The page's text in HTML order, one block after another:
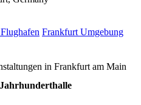
Frankfurt Umgebung
in Frankfurt am Main